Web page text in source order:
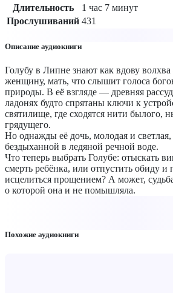
Длительность
1 час 7 минут
Прослушиваний 431
Описание аудиокниги
Голубу в Липне знают как вдову
женщину, мать, что слышит голоса
природы. В её взгляде — древняя
ладонях будто спрятаны ключи к
святилище, где сходятся нити былого,
грядущего.
Но однажды её дочь, молодая и
бездыханной в ледяной речной воде.
Что теперь выбрать Голубе: отыскать
смерть ребёнка, или отпустить обиду и
исцелиться прощением? А может,
о которой она и не помышляла.
Похожие аудиокниги